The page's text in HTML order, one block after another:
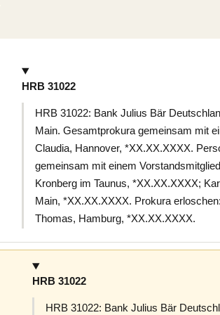
HRB 31022
HRB 31022: Bank Julius Bär
Main. Gesamtprokura gemeinsam mit
Claudia, Hannover, *XX.XX.XXXX.
gemeinsam mit einem
Kronberg im Taunus, *XX.XX.XXXX;
Main, *XX.XX.XXXX. Prokura
Thomas, Hamburg, *XX.XX.XXXX.
HRB 31022
HRB 31022: Bank Julius Bär